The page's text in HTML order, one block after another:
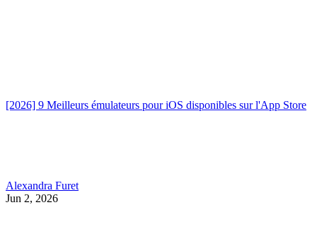
[2026] 9 Meilleurs émulateurs pour iOS disponibles sur l'App Store
Alexandra Furet
Jun 2, 2026